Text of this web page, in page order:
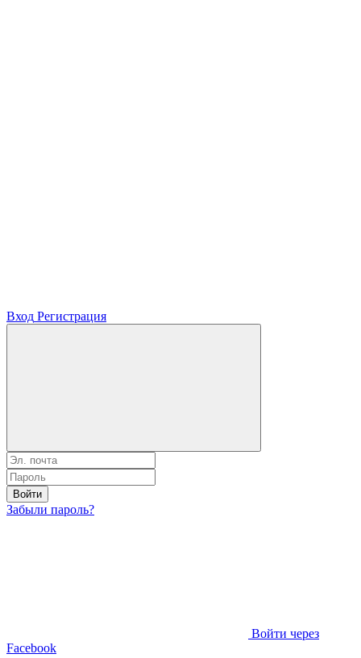
Вход Регистрация
Войти
Забыли пароль?
Войти через
Facebook